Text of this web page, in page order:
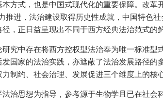
方式，也是中国式现代化的重要保障。改
推进，法治建设取得历史性成就，中国特色
，正日益呈现出不同于西方经典法治范式的
究中存在将西方控权型法治奉为唯一标准型
国家的法治实践，亦遮蔽了法治发展路径
制约、社会治理、发展促进三个维度上的核
治思想为指导，参考源于生物学且已在社